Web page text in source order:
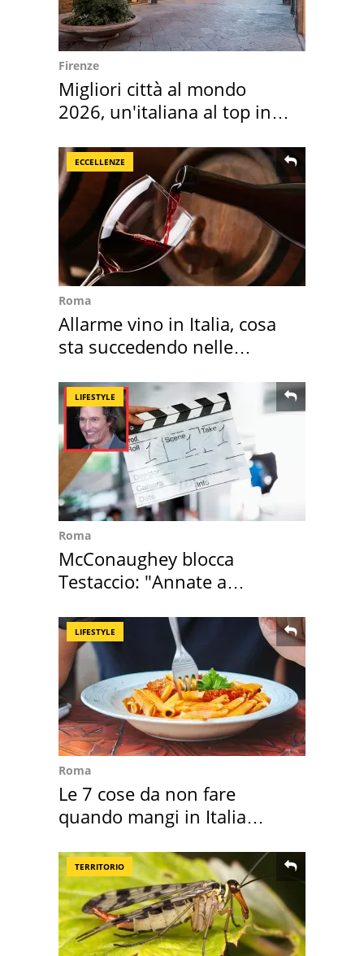
Firenze
Migliori città al mondo
2026, un'italiana al top in
ECCELLENZE
Roma
Allarme vino in Italia, cosa
sta succedendo nelle
LIFESTYLE
Roma
McConaughey blocca
Testaccio: "Annate a
LIFESTYLE
Roma
Le 7 cose da non fare
quando mangi in Italia
TERRITORIO